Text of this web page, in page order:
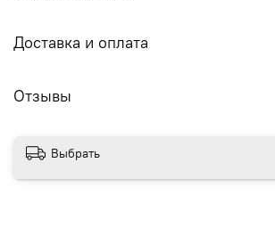
Доставка и оплата
Отзывы
Выбрать